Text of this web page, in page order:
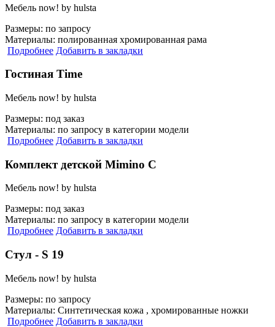
Мебель now! by hulsta
Размеры: по запросу
Материалы: полированная хромированная рама
Подробнее Добавить в закладки
Гостиная Time
Мебель now! by hulsta
Размеры: под заказ
Материалы: по запросу в категории модели
Подробнее Добавить в закладки
Комплект детской Mimino С
Мебель now! by hulsta
Размеры: под заказ
Материалы: по запросу в категории модели
Подробнее Добавить в закладки
Стул - S 19
Мебель now! by hulsta
Размеры: по запросу
Материалы: Синтетическая кожа , хромированные ножки
Подробнее Добавить в закладки